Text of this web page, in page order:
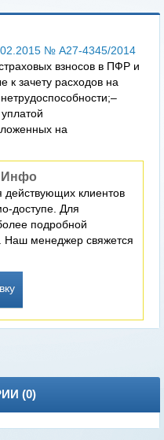
№ А27-4345/2014
взносов в ПФР и
зачету расходов на
на
Инфо
действующих клиентов
доступе. Для
подробной
Наш менеджер свяжется
(0)